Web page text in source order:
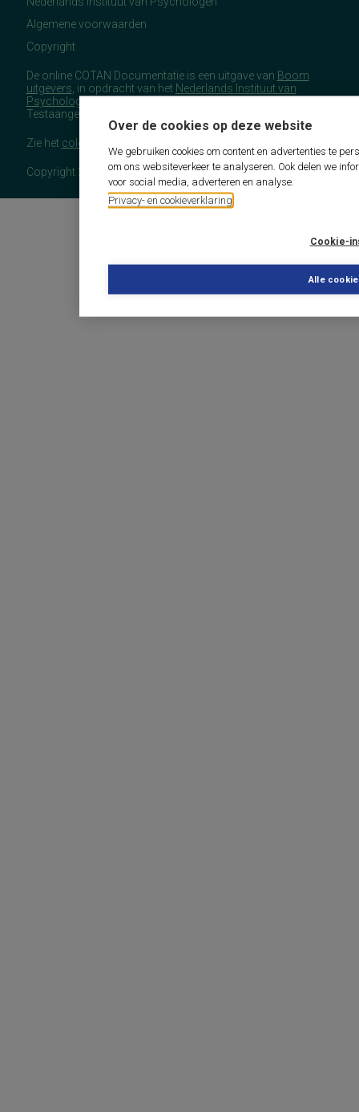
Over de cookies op deze website
We gebruiken cookies om content en advertenties te
om ons websiteverkeer te analyseren. Ook delen we
voor social media, adverteren en analyse.
Privacy- en cookieverklaring
Cookie-
Alle
Algemene voorwaarden
Copyright
De online COTAN Documentatie is een uitgave van Boom
uitgevers , in opdracht van het Nederlands Instituut van
Psychologen(NIP), namens de Commissie
Testaangelegenheden Nederland (COTAN).
Zie het colofon
Copyright 2026 - COTAN Documentatie